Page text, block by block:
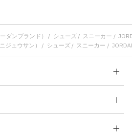
ダンブランド） シューズ スニーカー
ジュウサン） シューズ スニーカー